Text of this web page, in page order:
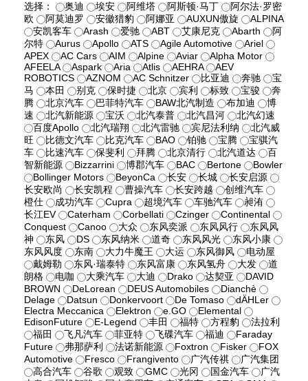
选择： 奥迪 埃安 阿维塔 阿斯顿·马丁
阿尔法·罗密
欧
阿莫迪罗 安徽猎豹 阿娜亚 AUXUN傲旋
ALPINA
安凯客车
Arash 爱驰 ABT 艾康尼克 Abarth
阿
尔特
Aurus Apollo ATS Agile Automotive
Ariel
APEX
AC Cars AIM Alpine Aviar
Alpha Motor
AFEELA
Aspark Aria Atlis AEHRA
AEV
ROBOTICS
AZNOM AC Schnitzer 比亚迪 奔驰
宝
马
本田 别克 保时捷 北京 宾利 标致 宝骏
奔
腾
北京汽车 巴菲特汽车 BAW北汽制造 布加迪
博
速
北汽新能源 宝沃 北汽泰普 北汽昌河
北汽幻速
百度Apollo
北汽瑞翔 北汽雷驰 宾尼法利纳
北汽威
旺
比德文汽车 比克汽车 BAO 铂驰 宝腾
宝骐汽
车
比速汽车 保斐利 拜腾 北京清行 北汽道达
百
智新能源
Bizzarrini 博郡汽车 BAC Bertone
Bowler
Bollinger Motors
BeyonCa 长安 长城
长安启源
长安欧尚
长安凯程 曹操汽车 长安跨越
创维汽车
橙仕
成功汽车 Cupra 超境汽车 车驰汽车
昶洧
长江EV
Caterham Corbellati Czinger
Continental
Conquest
Canoo 大众 东风奕派 东风风行
东风风
神
东风 DS 东风纳米 道奇 东风风光
东风小康
东风风度
东南 大力牛魔王 大运 东风御风
电动屋
戴姆勒
东风·瑞泰特 东风富康 东风氢舟 大发
道
朗格
电咖 大乘汽车 大迪 Drako 达契亚
DAVID
BROWN
DeLorean DEUS Automobiles
Dianchè
Delage
Datsun Donkervoort De Tomaso
dÄHLer
Electra Meccanica
Elektron e.GO
Elemental
EdisonFuture
E-Legend 丰田 福特 方程豹
法拉利
福田
飞凡汽车 菲亚特 飞碟汽车 福迪
Faraday
Future
弗那萨利 法诺新能源 Foxtron Fisker
FOX
Automotive
Fresco Frangivento 广汽传祺
广汽集团
高合汽车
谷歌 观致 GMC 光冈 国金汽车
广汽